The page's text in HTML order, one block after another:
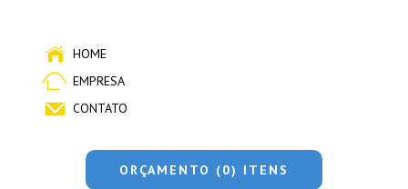
HOME
EMPRESA
CONTATO
ORÇAMENTO (0) ITENS